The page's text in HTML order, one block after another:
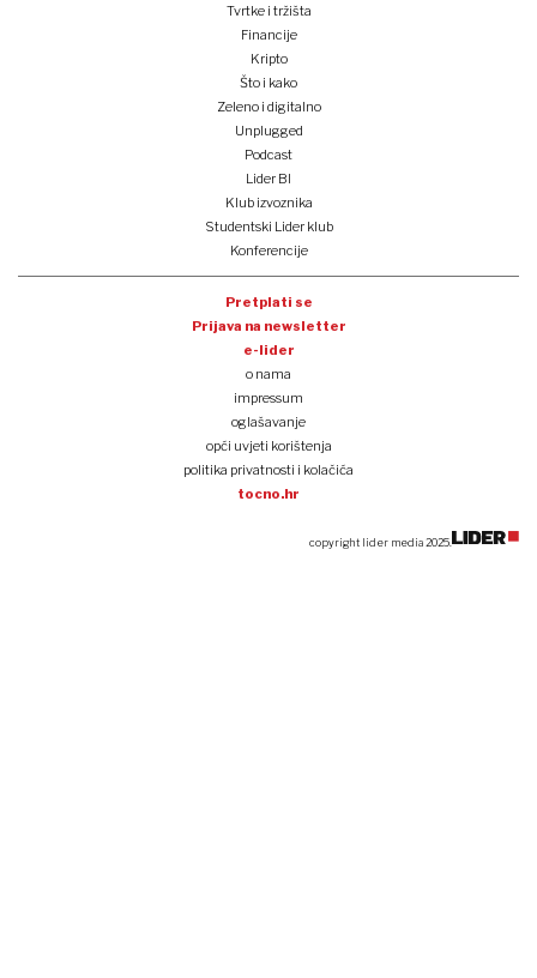
Tvrtke i tržišta
Financije
Kripto
Što i kako
Zeleno i digitalno
Unplugged
Podcast
Lider BI
Klub izvoznika
Studentski Lider klub
Konferencije
Pretplati se
Prijava na newsletter
e-lider
o nama
impressum
oglašavanje
opći uvjeti korištenja
politika privatnosti i kolačića
tocno.hr
copyright lider media 2025.